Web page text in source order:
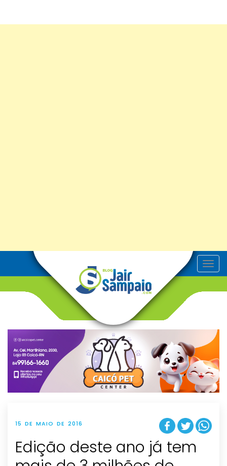
T
o
v
g
t
i
o
n
15 DE MAIO DE 2016
Edição deste ano já tem